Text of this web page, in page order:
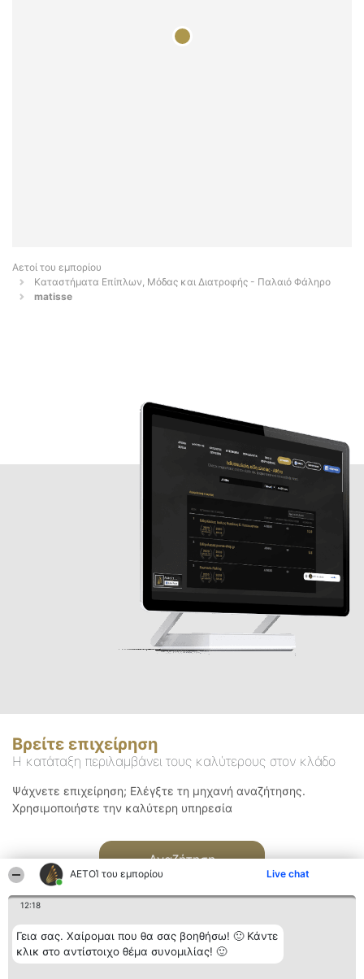
ΑΕΤΟΊ του εμπορίου Live chat
12:18
Γεια σας. Χαίρομαι που θα σας βοηθήσω! 🙂 Κάντε
κλικ στο αντίστοιχο θέμα συνομιλίας! 🙂
Αετοί του εμπορίου
Καταστήματα Επίπλων, Μόδας και Διατροφής - Παλαιό Φάληρο
matisse
Βρείτε επιχείρηση
Η κατάταξη περιλαμβάνει τους καλύτερους στον κλάδο
Ψάχνετε επιχείρηση; Ελέγξτε τη μηχανή αναζήτησης.
Χρησιμοποιήστε την καλύτερη υπηρεσία
Αναζήτηση